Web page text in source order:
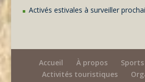
Activés estivales à surveiller
Accueil À propos
Activités touristiques